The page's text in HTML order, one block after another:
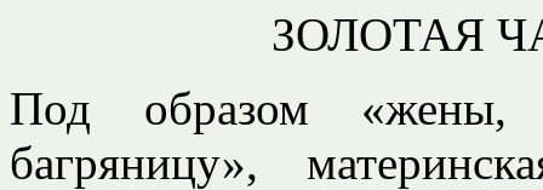
ЗОЛОТАЯ
Под образом
багряницу»,